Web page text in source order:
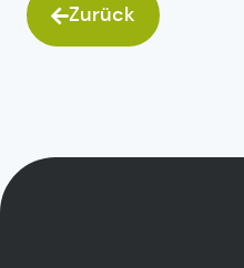
Zurück